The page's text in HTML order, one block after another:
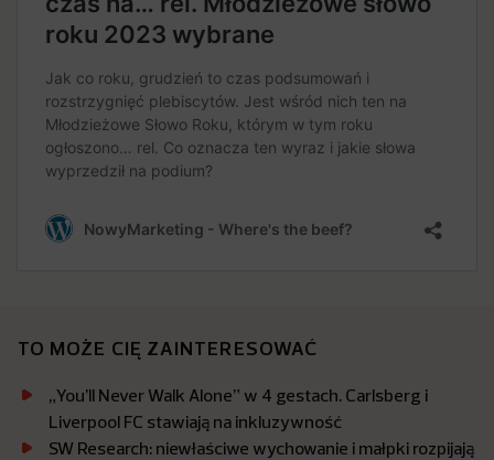
TO MOŻE CIĘ ZAINTERESOWAĆ
„You’ll Never Walk Alone” w 4 gestach. Carlsberg i
Liverpool FC stawiają na inkluzywność
SW Research: niewłaściwe wychowanie i małpki rozpijają